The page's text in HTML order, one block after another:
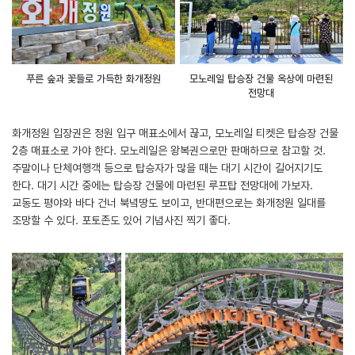
푸른 숲과 꽃들로 가득한 화개정원
모노레일 탑승장 건물 옥상에 마련된
전망대
화개정원 입장권은 정원 입구 매표소에서 끊고, 모노레일 티켓은 탑승장 건물
2층 매표소로 가야 한다. 모노레일은 왕복권으로만 판매하므로 참고할 것.
주말이나 단체여행객 등으로 탑승자가 많을 때는 대기 시간이 길어지기도
한다. 대기 시간 중에는 탑승장 건물에 마련된 루프탑 전망대에 가보자.
교동도 평야와 바다 건너 북녘땅도 보이고, 반대편으로는 화개정원 일대를
조망할 수 있다. 포토존도 있어 기념사진 찍기 좋다.